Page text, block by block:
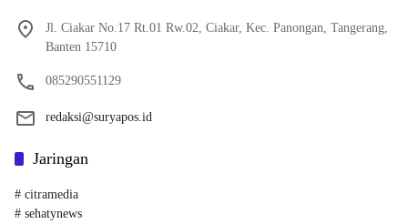
Jl. Ciakar No.17 Rt.01 Rw.02, Ciakar, Kec. Panongan, Tangerang,
Banten 15710
085290551129
redaksi@suryapos.id
Jaringan
# citramedia
# sehatynews